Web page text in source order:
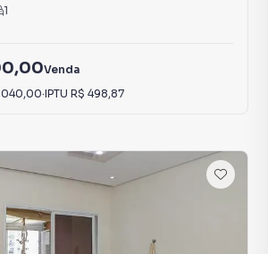
1
Venda
·IPTU R$ 498,87